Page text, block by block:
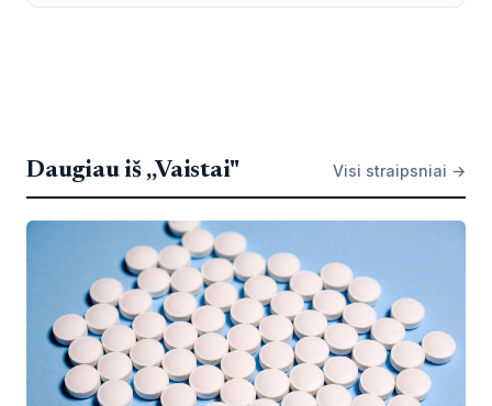
Daugiau iš „Vaistai" Visi straipsniai →